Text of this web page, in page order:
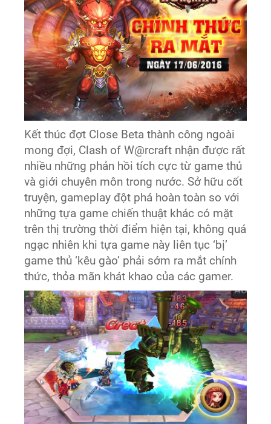
Kết thúc đợt Close Beta thành công ngoài
mong đợi, Clash of W@rcraft nhận được rất
nhiều những phản hồi tích cực từ game thủ
và giới chuyên môn trong nước. Sở hữu cốt
truyện, gameplay đột phá hoàn toàn so với
những tựa game chiến thuật khác có mặt
trên thị trường thời điểm hiện tại, không quá
ngạc nhiên khi tựa game này liên tục ‘bị’
game thủ ‘kêu gào’ phải sớm ra mắt chính
thức, thỏa mãn khát khao của các gamer.